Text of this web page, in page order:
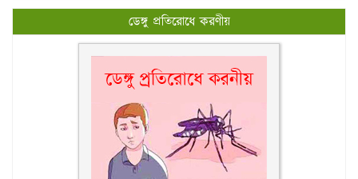
ডেঙ্গু প্রতিরোধে করণীয়